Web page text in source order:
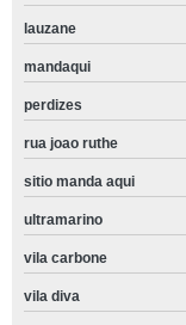
lauzane
mandaqui
perdizes
rua joao ruthe
sitio manda aqui
ultramarino
vila carbone
vila diva